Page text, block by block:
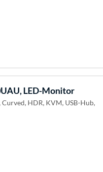
LED-Monitor
HDR, KVM, USB-Hub,